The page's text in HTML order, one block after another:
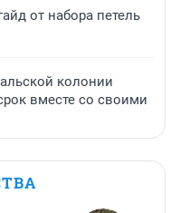
от набора петель
колонии
вместе со своими